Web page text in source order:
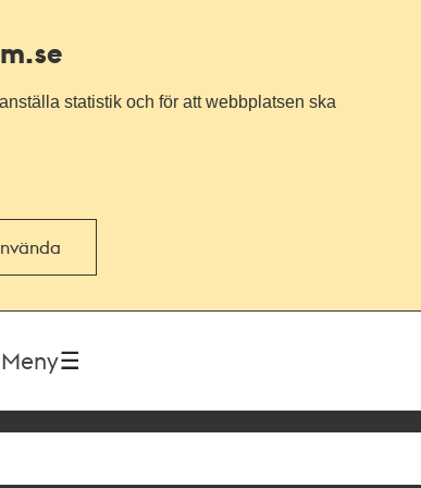
statistik och för att webbplatsen ska
Meny